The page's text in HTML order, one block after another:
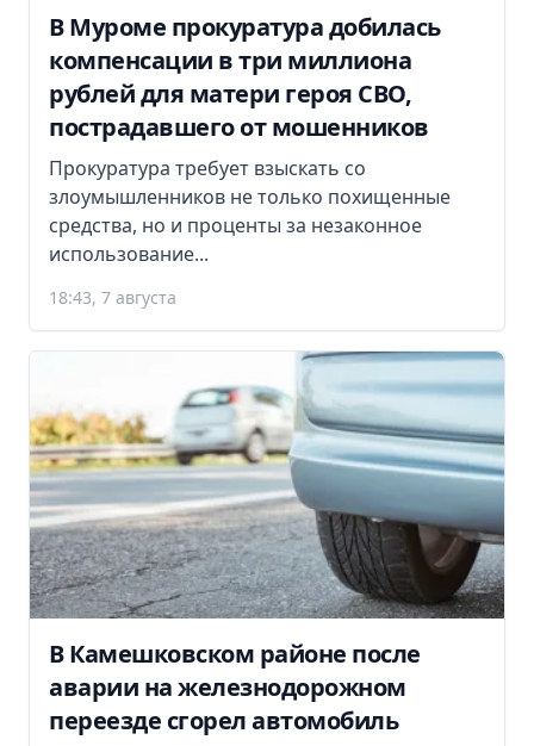
В Муроме прокуратура добилась
компенсации в три миллиона
рублей для матери героя СВО,
пострадавшего от мошенников
Прокуратура требует взыскать со
злоумышленников не только похищенные
средства, но и проценты за незаконное
использование...
18:43, 7 августа
В Камешковском районе после
аварии на железнодорожном
переезде сгорел автомобиль